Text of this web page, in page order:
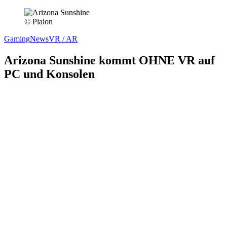
© Plaion
GamingNewsVR / AR
Arizona Sunshine kommt OHNE VR auf
PC und Konsolen